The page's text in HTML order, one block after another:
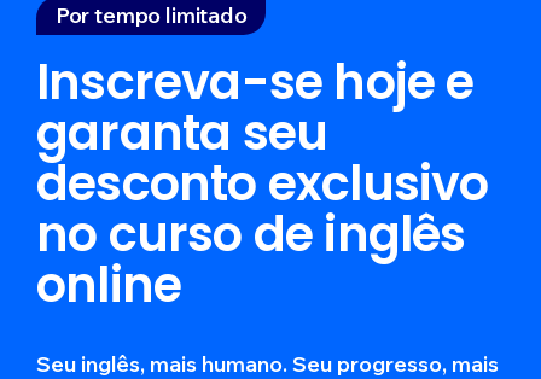
Por tempo limitado
Inscreva-se hoje e
garanta seu
descontoexclusivo
no curso de inglês
online
Seu inglês, mais humano. Seu progresso, mais